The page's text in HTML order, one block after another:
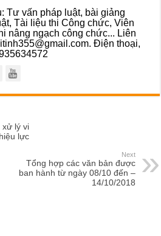
Tư vấn pháp luật, bài giảng
Tài liệu thi Công chức, Viên
nâng ngạch công chức... Liên
Điện thoại,
xử lý vi
lực
Next
Tổng hợp các văn bản được
ban hành từ ngày 08/10 đến –
14/10/2018